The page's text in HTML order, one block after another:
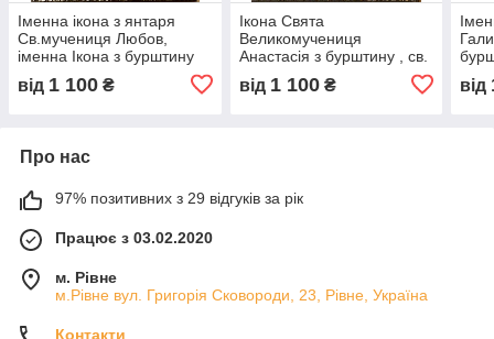
Іменна ікона з янтаря
Св.мучениця Любов,
іменна Ікона з бурштину
"Свята мучениця Любов "
від 1 100 ₴
Ікона Свята
Великомучениця
Анастасія з бурштину , св.
бурштину
від 1 100₴ від
Про нас
97% позитивних з 29 відгуків за рік
Працює з 03.02.2020
м. Рівне
м.Рівне вул. Григорія Сковороди, 23, Рівне, Україна
Контакти